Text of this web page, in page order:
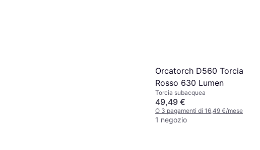
Orcatorch D560 Torcia
Rosso 630 Lumen
Torcia subacquea
49,49 €
O 3 pagamenti di 16,49 €/mese
1 negozio